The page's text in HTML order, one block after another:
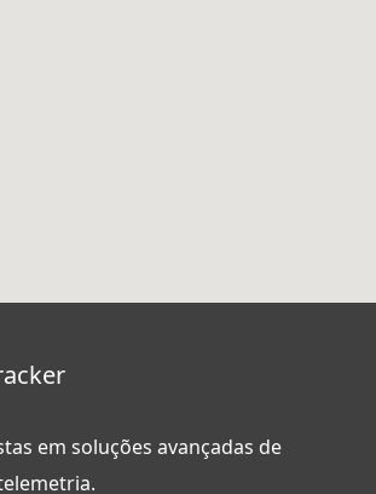
em soluções avançadas de